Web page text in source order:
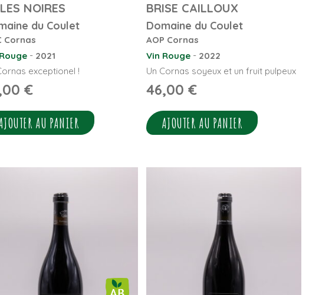
NOIRES
du Coulet
Cornas
- 2021
exceptionel !
€
AU PANIER
BRISE CAILLOUX
Domaine du Coulet
AOP Cornas
Vin Rouge- 2022
Un Cornas soyeux et un fruit pulpeux
46,00 €
AJOUTER AU PANIER